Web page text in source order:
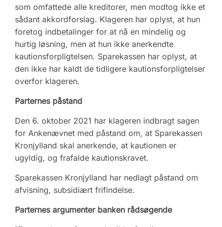
som omfattede alle kreditorer, men modtog ikke et
sådant akkordforslag. Klageren har oplyst, at hun
foretog indbetalinger for at nå en mindelig og
hurtig løsning, men at hun ikke anerkendte
kautionsforpligtelsen. Sparekassen har oplyst, at
den ikke har kaldt de tidligere kautionsforpligtelser
overfor klageren.
Parternes påstand
Den 6. oktober 2021 har klageren indbragt sagen
for Ankenævnet med påstand om, at Sparekassen
Kronjylland skal anerkende, at kautionen er
ugyldig, og frafalde kautionskravet.
Sparekassen Kronjylland har nedlagt påstand om
afvisning, subsidiært frifindelse.
Parternes argumenter banken rådsøgende